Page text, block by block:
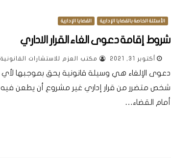
الأسئلة الخاصة بالقضايا الإدارية القضايا الإدارية
شروط إقامة دعوى الغاء القرار الاداري
أكتوبر 31, 2021 مكتب العزم للاستشارات القانونية
دعوى الإلغاء هي وسيلة قانونية يحق بموجبها لأي
شخص متضرر من قرار إداري غير مشروع أن يطعن فيه
أمام القضاء…